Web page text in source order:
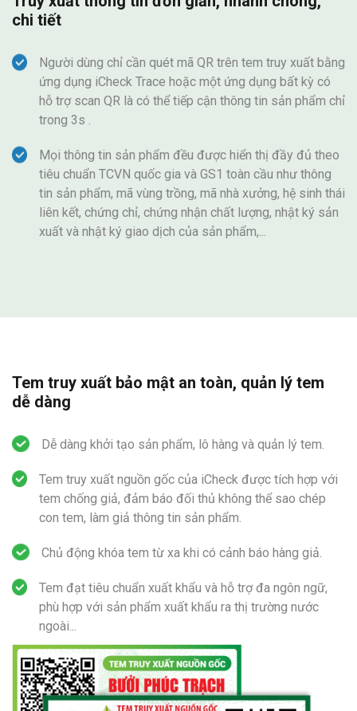
chi tiết
Người dùng chỉ cần quét mã QR trên tem truy xuất bằng
ứng dụng iCheck Trace hoặc một ứng dụng bất kỳ có
hỗ trợ scan QR là có thể tiếp cận thông tin sản phẩm chỉ
trong 3s .
Mọi thông tin sản phẩm đều được hiển thị đầy đủ theo
tiêu chuẩn TCVN quốc gia và GS1 toàn cầu như thông
tin sản phẩm, mã vùng trồng, mã nhà xưởng, hệ sinh thái
liên kết, chứng chỉ, chứng nhận chất lượng, nhật ký sản
xuất và nhật ký giao dịch của sản phẩm,...
Tem truy xuất bảo mật an toàn, quản lý tem
dễ dàng
Dễ dàng khởi tạo sản phẩm, lô hàng và quản lý tem.
Tem truy xuất nguồn gốc của iCheck được tích hợp với
tem chống giả, đảm báo đối thủ không thể sao chép
con tem, làm giả thông tin sản phẩm.
Chủ động khóa tem từ xa khi có cảnh báo hàng giả.
Tem đạt tiêu chuẩn xuất khẩu và hỗ trợ đa ngôn ngữ,
phù hợp với sản phẩm xuất khẩu ra thị trường nước
ngoài...